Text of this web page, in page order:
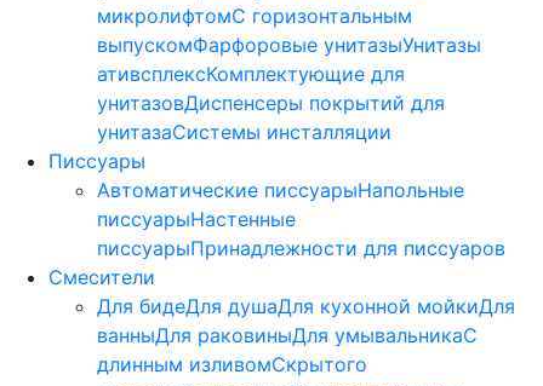
микролифтомC горизонтальным
выпускомФарфоровые унитазыУнитазы
ативсплексКомплектующие для
унитазовДиспенсеры покрытий для
унитазаСистемы инсталляции
Писсуары
Автоматические писсуарыНапольные
писсуарыНастенные
писсуарыПринадлежности для писсуаров
Смесители
Для бидеДля душаДля кухонной мойкиДля
ванныДля раковиныДля умывальникаС
длинным изливомСкрытого